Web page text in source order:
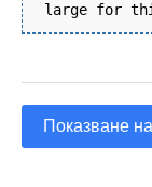
large for
Показване